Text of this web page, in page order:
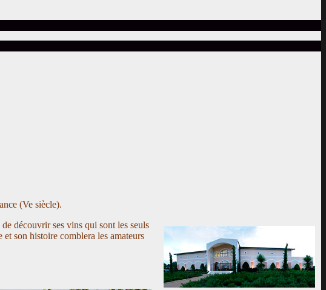
(Ve siècle).
découvrir ses vins qui sont les seuls
son histoire comblera les amateurs